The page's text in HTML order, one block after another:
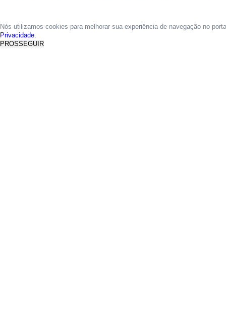
Nós utilizamos cookies para melhorar sua experiência de navegação no
Privacidade.
PROSSEGUIR